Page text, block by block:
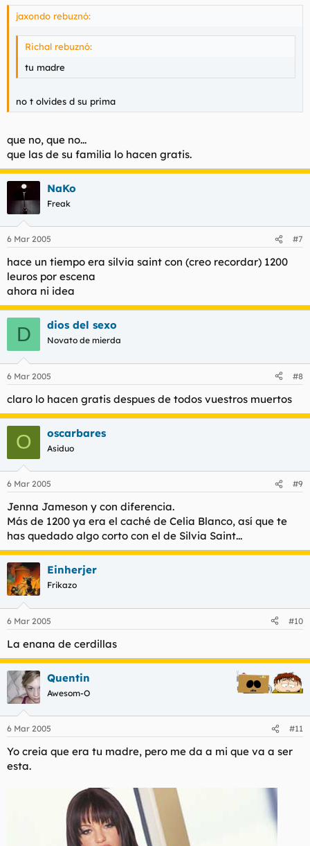
jaxondo rebuznó:
Richal rebuznó:
tu madre
no t olvides d su prima
que no, que no...
que las de su familia lo hacen gratis.
NaKo
Freak
6 Mar 2005 #7
hace un tiempo era silvia saint con (creo recordar) 1200
leuros por escena
ahora ni idea
D dios del sexo
Novato de mierda
6 Mar 2005 #8
claro lo hacen gratis despues de todos vuestros muertos
O oscarbares
Asiduo
6 Mar 2005 #9
Jenna Jameson y con diferencia.
Más de 1200 ya era el caché de Celia Blanco, así que te
has quedado algo corto con el de Silvia Saint...
Einherjer
Frikazo
6 Mar 2005 #10
La enana de cerdillas
Quentin
Awesom-O
6 Mar 2005 #11
Yo creia que era tu madre, pero me da a mi que va a ser
esta.